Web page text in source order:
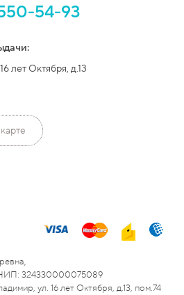
54-93
лет Октября, д.13
324330000075089
ул. 16 лет Октября, д.13, пом.74